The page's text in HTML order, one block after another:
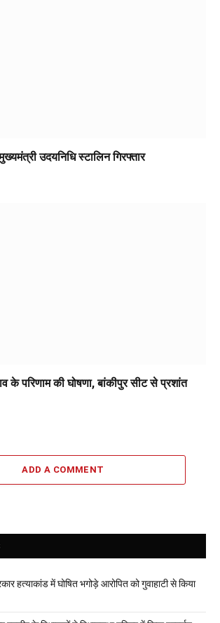
उदयनिधि स्टालिन गिरफ्तार
के परिणाम की घोषणा, बांकीपुर सीट से प्रशांत
ADD A COMMENT
हत्याकांड में घोषित भगोड़े आरोपित को गुवाहाटी से किया